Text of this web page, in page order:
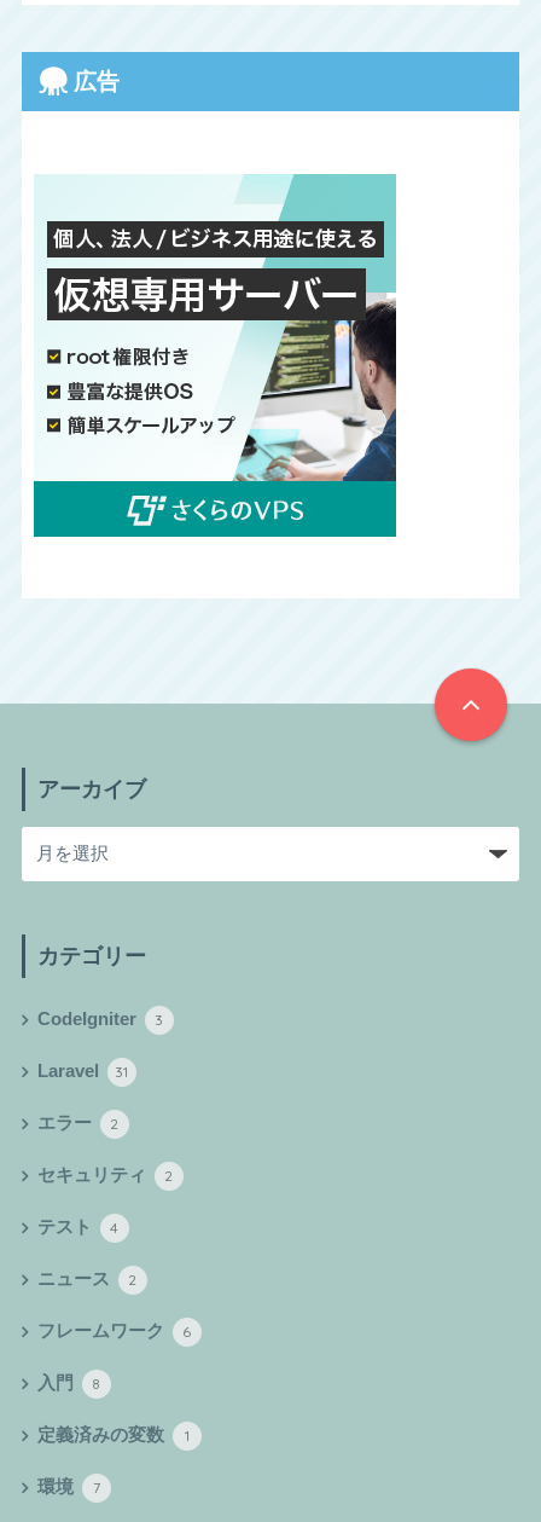
広告
アーカイブ
カテゴリー
CodeIgniter 3
Laravel 31
エラー 2
セキュリティ 2
テスト 4
ニュース 2
フレームワーク 6
入門 8
定義済みの変数 1
環境 7